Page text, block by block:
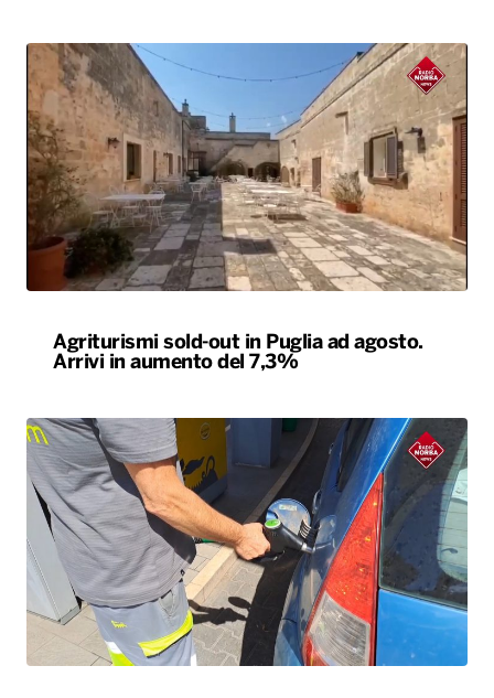
Agriturismi sold-out in Puglia ad agosto.
Arrivi in aumento del 7,3%